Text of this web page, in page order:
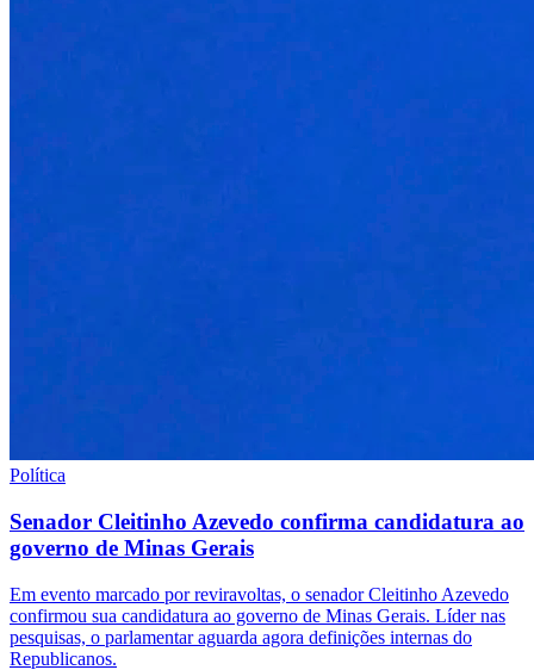
Política
Senador Cleitinho Azevedo confirma candidatura ao
governo de Minas Gerais
Em evento marcado por reviravoltas, o senador Cleitinho Azevedo
confirmou sua candidatura ao governo de Minas Gerais. Líder nas
pesquisas, o parlamentar aguarda agora definições internas do
Republicanos.